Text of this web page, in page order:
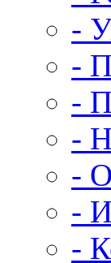
-
-
-
-
-
-
-